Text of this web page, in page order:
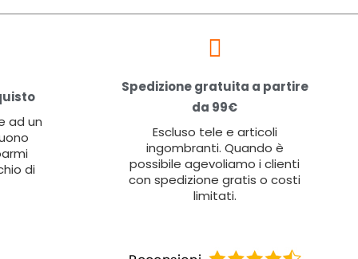
ad un
di
Spedizione gratuita a partire
da 99€
Escluso tele e articoli
ingombranti. Quando è
possibile agevoliamo i clienti
con spedizione gratis o costi
limitati.